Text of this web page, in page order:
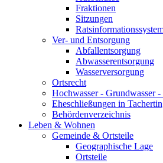
Fraktionen
Sitzungen
Ver- und Entsorgung
Abfallentsorgung
Abwasserentsorgung
Wasserversorgung
Ortsrecht
Hochwasser - Grundwasser
Eheschließungen in
Behördenverzeichnis
Leben & Wohnen
Gemeinde & Ortsteile
Geographische Lage
Ortsteile